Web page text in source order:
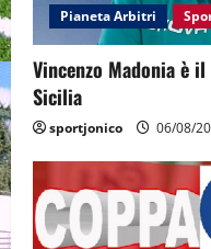
Pianeta Arbitri
Vincenzo Madonia è
Sicilia
sportjonico 06/08/